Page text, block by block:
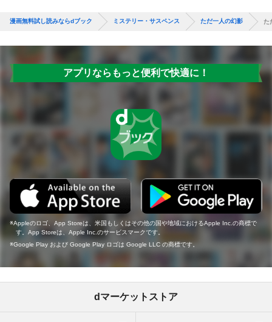
漫画無料試し読みならdブック ミステリー・サスペンス ただ一人の幻影 た
アプリならもっと便利で快適に！
Appleのロゴ、App Storeは、米国もしくはその他の国や地域におけるApple Inc.の商標で
す。App Storeは、Apple Inc.のサービスマークです。
Google Play および Google Play ロゴは Google LLC の商標です。
dマーケットストア